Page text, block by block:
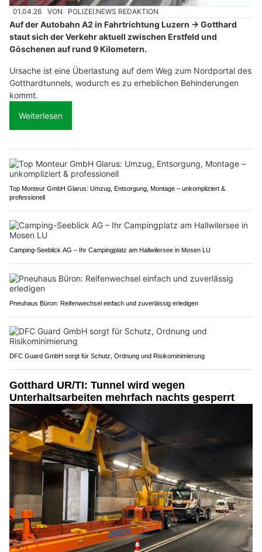
01.04.26 VON POLIZEI.NEWS REDAKTION
Auf der Autobahn A2 in Fahrtrichtung Luzern → Gotthard
staut sich der Verkehr aktuell zwischen Erstfeld und
Göschenen auf rund 9 Kilometern.
Ursache ist eine Überlastung auf dem Weg zum Nordportal des
Gotthardtunnels, wodurch es zu erheblichen Behinderungen
kommt.
Weiterlesen
Top Monteur GmbH Glarus: Umzug, Entsorgung, Montage – unkompliziert &
professionell
Camping-Seeblick AG – Ihr Campingplatz am Hallwilersee in Mosen LU
Pneuhaus Büron: Reifenwechsel einfach und zuverlässig erledigen
DFC Guard GmbH sorgt für Schutz, Ordnung und Risikominimierung
Gotthard UR/TI: Tunnel wird wegen
Unterhaltsarbeiten mehrfach nachts gesperrt